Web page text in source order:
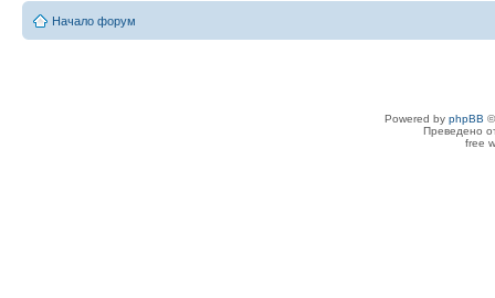
Начало форум
Powered by phpBB
Преведено
free